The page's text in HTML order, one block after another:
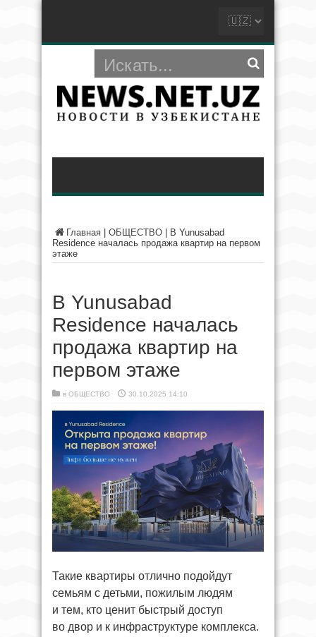
Главная ОБЩЕСТВО
В Yunusabad
Residence началась продажа квартир на первом
этаже
В Yunusabad
Residence началась
продажа квартир на
первом этаже
в ОБЩЕСТВО 30.10.2025 14:10
Такие квартиры отлично подойдут
семьям с детьми, пожилым людям
и тем, кто ценит быстрый доступ
во двор и к инфраструктуре комплекса.